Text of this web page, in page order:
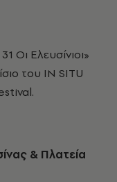
Οι Ελευσίνιοι»
του IN SITU
& Πλατεία